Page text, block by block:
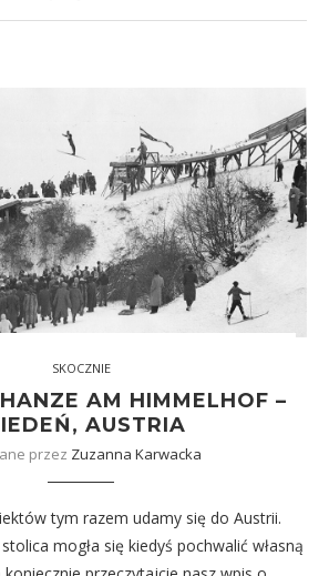
SKOCZNIE
AM HIMMELHOF –
AUSTRIA
przez Zuzanna Karwacka
tym razem udamy się do Austrii.
mogła się kiedyś pochwalić własną